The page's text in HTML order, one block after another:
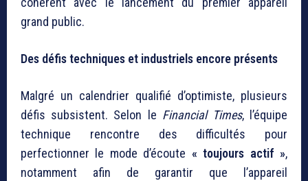
grand public.
Des défis techniques et industriels encore présents
Malgré un calendrier qualifié d’optimiste, plusieurs
défis subsistent. Selon le Financial Times, l’équipe
technique rencontre des difficultés pour
perfectionner le mode d’écoute « toujours actif »,
notamment afin de garantir que l’appareil